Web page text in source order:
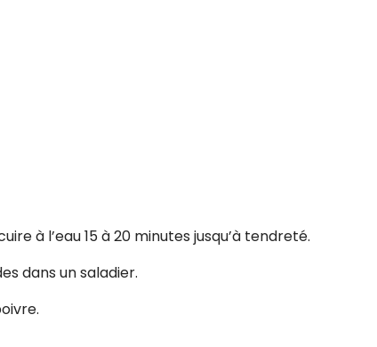
à l’eau 15 à 20 minutes jusqu’à tendreté.
dans un saladier.